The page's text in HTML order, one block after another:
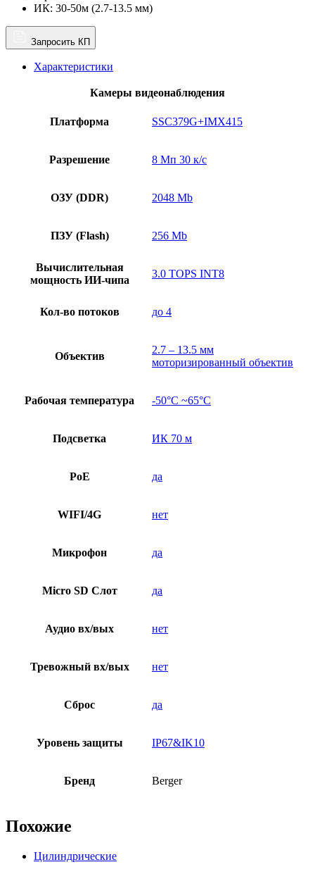
ИК: 30-50м (2.7-13.5 мм)
Запросить КП
Характеристики
Камеры видеонаблюдения
Платформа SSC379G+IMX415
Разрешение 8 Мп 30 к/с
ОЗУ (DDR) 2048 Mb
ПЗУ (Flash) 256 Mb
Вычислительная
мощность ИИ-чипа
3.0 TOPS INT8
Кол-во потоков до 4
Объектив
2.7 – 13.5 мм
моторизированный объектив
Рабочая температура -50°C ~65°C
Подсветка ИК 70 м
PoE да
WIFI/4G нет
Микрофон да
Micro SD Слот да
Аудио вх/вых нет
Тревожный вх/вых нет
Сброс да
Уровень защиты IP67&IK10
Бренд Berger
Похожие
Цилиндрические